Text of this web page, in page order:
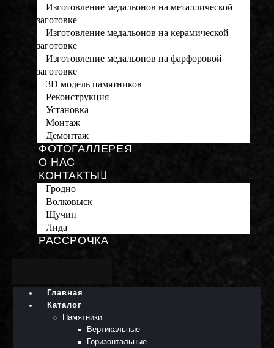
Изготовление медальонов на металлической
заготовке
Изготовление медальонов на керамической
заготовке
Изготовление медальонов на фарфоровой
заготовке
3D модель памятников
Реконструкция
Установка
Монтаж
Демонтаж
ФОТОГАЛЛЕРЕЯ
О НАС
КОНТАКТЫ
Гродно
Волковыск
Щучин
Лида
РАССРОЧКА
Главная
Каталог
Памятники
Вертикальные
Горизонтальные